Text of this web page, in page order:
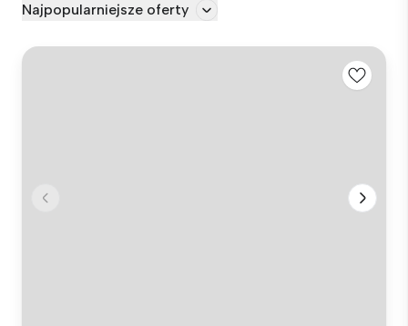
Najpopularniejsze oferty